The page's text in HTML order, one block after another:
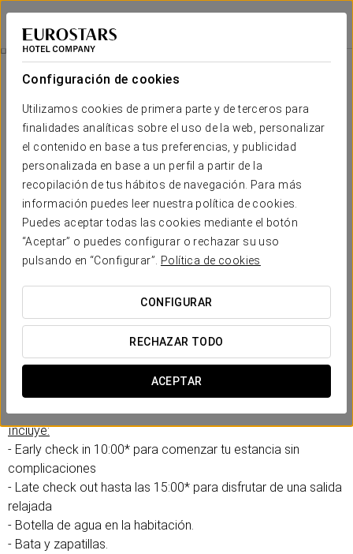
Configuración de cookies
Utilizamos cookies de primera parte y de terceros para
finalidades analíticas sobre el uso de la web, personalizar
el contenido en base a tus preferencias, y publicidad
personalizada en base a un perfil a partir de la
recopilación de tus hábitos de navegación. Para más
información puedes leer nuestra política de cookies.
Puedes aceptar todas las cookies mediante el botón
“Aceptar” o puedes configurar o rechazar su uso
pulsando en “Configurar”.
Política de cookies
CONFIGURAR
RECHAZAR TODO
ACEPTAR
Eurostars Zona Rosa Suites
CIUDAD DE MÉXICO, CDMX
Experiencia Business
55 $
Experiencia business
Horarios flexibles, todo pensado para adaptarse a tu
agenda.
En el Eurostars Zona Rosa Suites hemos creado esta
experiencia business pensando en tu eficiencia y
comodidad. Sin prisas, sin complicaciones.
Incluye:
- Early check in 10:00* para comenzar tu estancia sin
complicaciones
- Late check out hasta las 15:00* para disfrutar de una salida
relajada
- Botella de agua en la habitación.
- Bata y zapatillas.